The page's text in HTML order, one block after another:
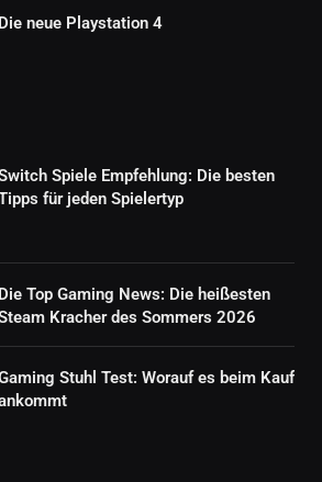
Die neue Playstation 4
Spiele Empfehlung: Die besten
für jeden Spielertyp
Die Top Gaming News: Die heißesten
Kracher des Sommers 2026
Stuhl Test: Worauf es beim Kauf